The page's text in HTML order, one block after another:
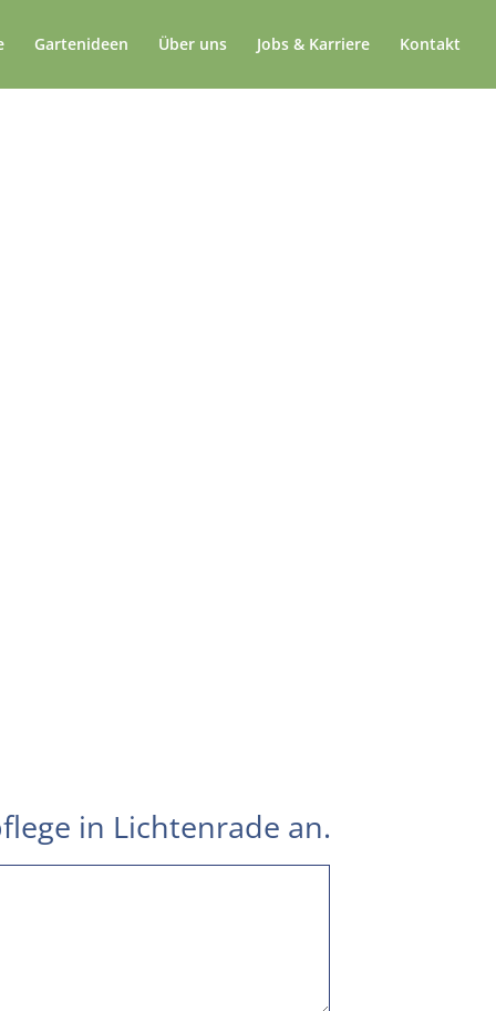
Gartenideen Über uns Jobs & Karriere Kontakt
in Lichtenrade an.